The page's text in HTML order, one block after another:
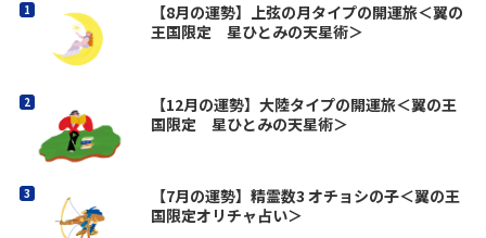
【8月の運勢】上弦の月タイプの開運旅＜翼の
王国限定 星ひとみの天星術＞
【12月の運勢】大陸タイプの開運旅＜翼の王
国限定 星ひとみの天星術＞
【7月の運勢】精霊数3 オチョシの子＜翼の王
国限定オリチャ占い＞